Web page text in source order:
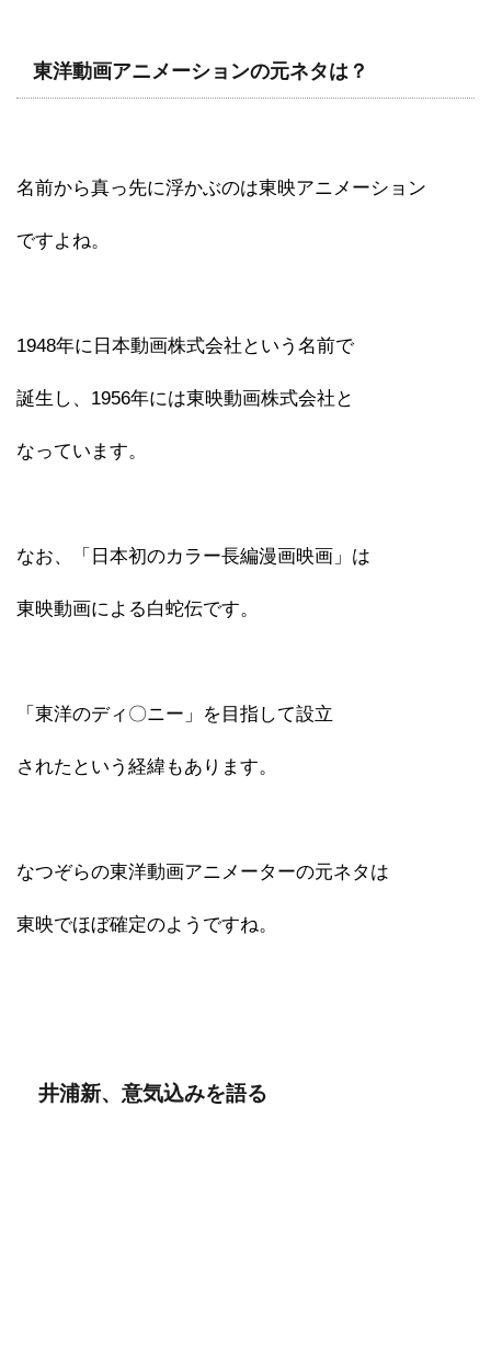
東洋動画アニメーションの元ネタは？
名前から真っ先に浮かぶのは東映アニメーション
ですよね。
1948年に日本動画株式会社という名前で
誕生し、1956年には東映動画株式会社と
なっています。
なお、「日本初のカラー長編漫画映画」は
東映動画による白蛇伝です。
「東洋のディ〇ニー」を目指して設立
されたという経緯もあります。
なつぞらの東洋動画アニメーターの元ネタは
東映でほぼ確定のようですね。
井浦新、意気込みを語る